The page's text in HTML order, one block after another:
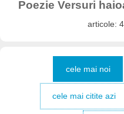
Poezie Versuri
articole:
cele mai noi
cele mai citite azi